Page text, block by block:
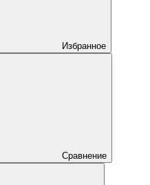
Избранное
Сравнение